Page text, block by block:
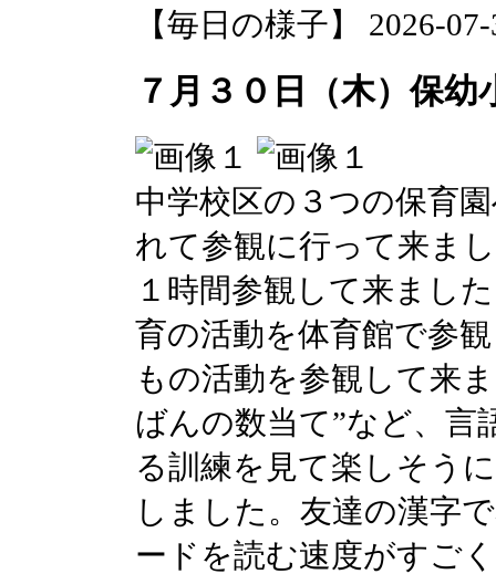
【毎日の様子】 2026-
７月３０日（木）保幼
中学校区の３つの保育
れて参観に行って来ま
１時間参観して来まし
育の活動を体育館で参
もの活動を参観して来
ばんの数当て”など、言
る訓練を見て楽しそう
しました。友達の漢字
ードを読む速度がすご